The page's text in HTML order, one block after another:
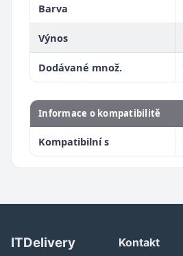
Barva
Výnos
Dodávané množ.
Informace o kompatibilitě
Kompatibilní s
ITDelivery
Kontakt